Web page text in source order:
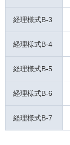
経理様式B-3
経理様式B-4
経理様式B-5
経理様式B-6
経理様式B-7